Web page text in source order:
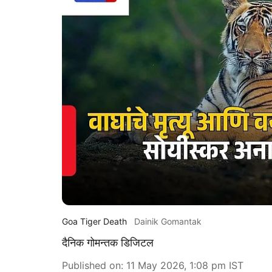
Goa Tiger Death Dainik Gomantak
दैनिक गोमन्तक डिजिटल
Published on: 11 May 2026, 1:08 pm IST